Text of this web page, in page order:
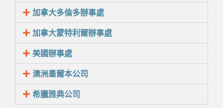
加拿大多倫多辦事處
加拿大蒙特利爾辦事處
美國辦事處
澳洲墨爾本公司
希臘雅典公司